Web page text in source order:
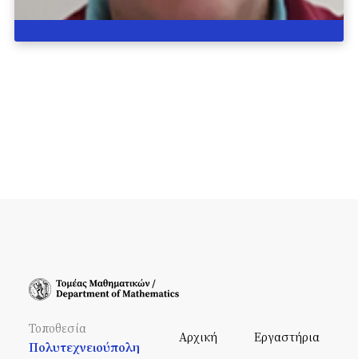
Τοποθεσία
Πολυτεχνειούπολη
Αρχική Εργαστήρια